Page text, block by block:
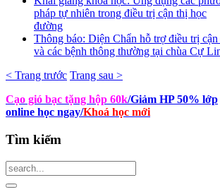
pháp tự nhiên trong điều trị cận thị học
đường
Thông báo: Diện Chẩn hỗ trợ điều trị cận
và các bệnh thông thường tại chùa Cự
< Trang trước Trang sau >
Cạo gió bạc tặng hộp 60k/Giảm HP 50% lớp
online học ngay/Khoá học mới
Tìm kiếm